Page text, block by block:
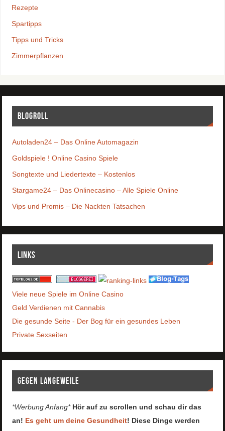
Rezepte
Spartipps
Tipps und Tricks
Zimmerpflanzen
Blogroll
Autoladen24 – Das Online Automagazin
Goldspiele ! Online Casino Spiele
Songtexte und Liedertexte – Kostenlos
Stargame24 – Das Onlinecasino – Alle Spiele Online
Vips und Promis – Die Nackten Tatsachen
Links
Viele neue Spiele im Online Casino
Geld Verdienen mit Cannabis
Die gesunde Seite - Der Bog für ein gesundes Leben
Private Sexseiten
Gegen Langeweile
*Werbung Anfang* Hör auf zu scrollen und schau dir das
an! Es geht um deine Gesundheit! Diese Dinge werden